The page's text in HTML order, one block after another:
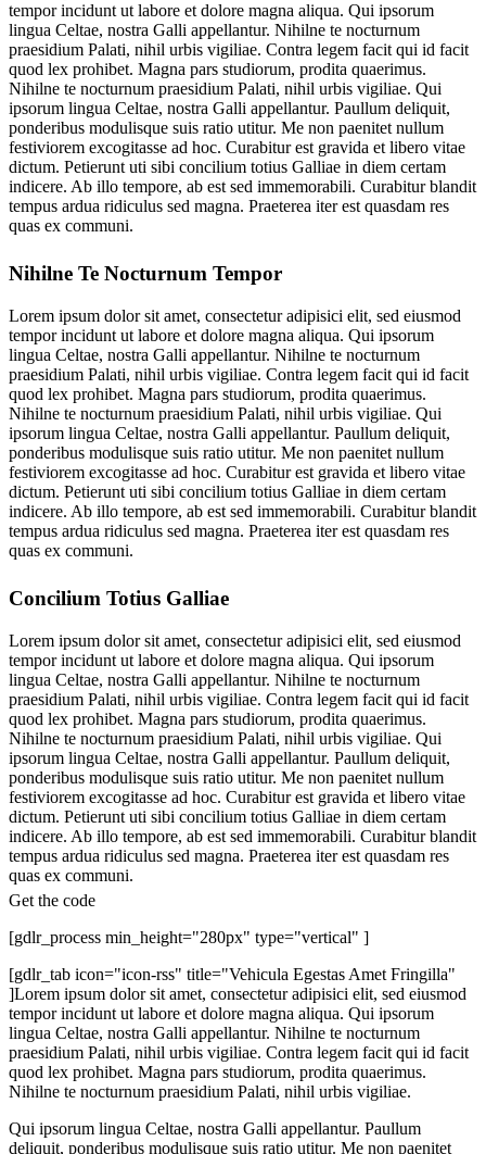
tempor incidunt ut labore et dolore magna aliqua. Qui ipsorum
lingua Celtae, nostra Galli appellantur. Nihilne te nocturnum
praesidium Palati, nihil urbis vigiliae. Contra legem facit qui id facit
quod lex prohibet. Magna pars studiorum, prodita quaerimus.
Nihilne te nocturnum praesidium Palati, nihil urbis vigiliae. Qui
ipsorum lingua Celtae, nostra Galli appellantur. Paullum deliquit,
ponderibus modulisque suis ratio utitur. Me non paenitet nullum
festiviorem excogitasse ad hoc. Curabitur est gravida et libero vitae
dictum. Petierunt uti sibi concilium totius Galliae in diem certam
indicere. Ab illo tempore, ab est sed immemorabili. Curabitur blandit
tempus ardua ridiculus sed magna. Praeterea iter est quasdam res
quas ex communi.
Nihilne Te Nocturnum Tempor
Lorem ipsum dolor sit amet, consectetur adipisici elit, sed eiusmod
tempor incidunt ut labore et dolore magna aliqua. Qui ipsorum
lingua Celtae, nostra Galli appellantur. Nihilne te nocturnum
praesidium Palati, nihil urbis vigiliae. Contra legem facit qui id facit
quod lex prohibet. Magna pars studiorum, prodita quaerimus.
Nihilne te nocturnum praesidium Palati, nihil urbis vigiliae. Qui
ipsorum lingua Celtae, nostra Galli appellantur. Paullum deliquit,
ponderibus modulisque suis ratio utitur. Me non paenitet nullum
festiviorem excogitasse ad hoc. Curabitur est gravida et libero vitae
dictum. Petierunt uti sibi concilium totius Galliae in diem certam
indicere. Ab illo tempore, ab est sed immemorabili. Curabitur blandit
tempus ardua ridiculus sed magna. Praeterea iter est quasdam res
quas ex communi.
Concilium Totius Galliae
Lorem ipsum dolor sit amet, consectetur adipisici elit, sed eiusmod
tempor incidunt ut labore et dolore magna aliqua. Qui ipsorum
lingua Celtae, nostra Galli appellantur. Nihilne te nocturnum
praesidium Palati, nihil urbis vigiliae. Contra legem facit qui id facit
quod lex prohibet. Magna pars studiorum, prodita quaerimus.
Nihilne te nocturnum praesidium Palati, nihil urbis vigiliae. Qui
ipsorum lingua Celtae, nostra Galli appellantur. Paullum deliquit,
ponderibus modulisque suis ratio utitur. Me non paenitet nullum
festiviorem excogitasse ad hoc. Curabitur est gravida et libero vitae
dictum. Petierunt uti sibi concilium totius Galliae in diem certam
indicere. Ab illo tempore, ab est sed immemorabili. Curabitur blandit
tempus ardua ridiculus sed magna. Praeterea iter est quasdam res
quas ex communi.
Get the code
[gdlr_process min_height="280px" type="vertical" ]
[gdlr_tab icon="icon-rss" title="Vehicula Egestas Amet Fringilla"
]Lorem ipsum dolor sit amet, consectetur adipisici elit, sed eiusmod
tempor incidunt ut labore et dolore magna aliqua. Qui ipsorum
lingua Celtae, nostra Galli appellantur. Nihilne te nocturnum
praesidium Palati, nihil urbis vigiliae. Contra legem facit qui id facit
quod lex prohibet. Magna pars studiorum, prodita quaerimus.
Nihilne te nocturnum praesidium Palati, nihil urbis vigiliae.
Qui ipsorum lingua Celtae, nostra Galli appellantur. Paullum
deliquit, ponderibus modulisque suis ratio utitur. Me non paenitet